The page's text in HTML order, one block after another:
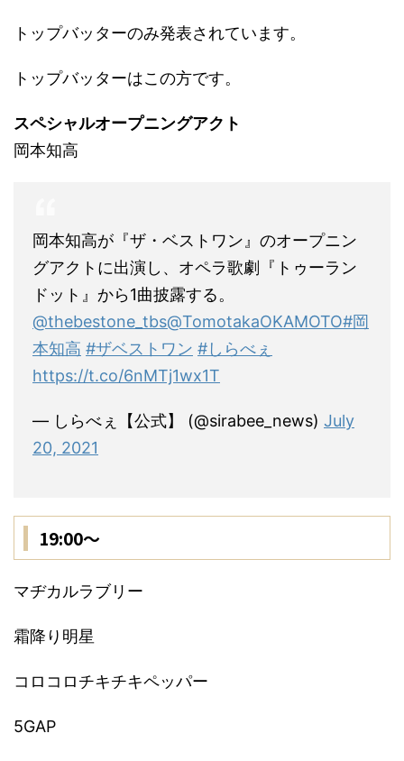
トップバッターのみ発表されています。
トップバッターはこの方です。
スペシャルオープニングアクト
岡本知高
岡本知高が『ザ・ベストワン』のオープニン
グアクトに出演し、オペラ歌劇『トゥーラン
ドット』から1曲披露する。
@thebestone_tbs@TomotakaOKAMOTO#岡
本知高 #ザベストワン #しらべぇ
https://t.co/6nMTj1wx1T
— しらべぇ【公式】 (@sirabee_news) July
20, 2021
19:00〜
マヂカルラブリー
霜降り明星
コロコロチキチキペッパー
5GAP